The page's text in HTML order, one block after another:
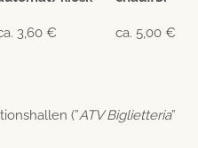
3,60 € ca. 5,00 €
(”ATV Biglietteria”